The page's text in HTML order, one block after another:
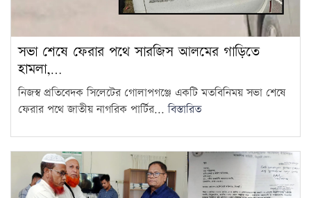
সভা শেষে ফেরার পথে সারজিস আলমের গাড়িতে
হামলা,…
নিজস্ব প্রতিবেদক সিলেটের গোলাপগঞ্জে একটি মতবিনিময় সভা শেষে
ফেরার পথে জাতীয় নাগরিক পার্টির...বিস্তারিত